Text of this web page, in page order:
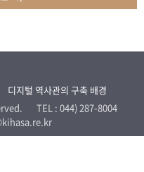
터
디지털 역사관의 구축 배경
TEL : 044) 287-8004